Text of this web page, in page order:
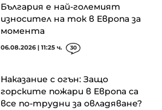
България е най-големият
износител на ток в Европа за
момента
06.08.2026 | 11:25 ч. 30
Наказание с огън: Защо
горските пожари в Европа са
все по-трудни за овладяване?